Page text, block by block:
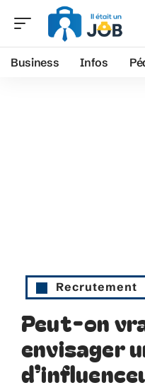
Business Infos
Recrutement
Peut-on
envisager